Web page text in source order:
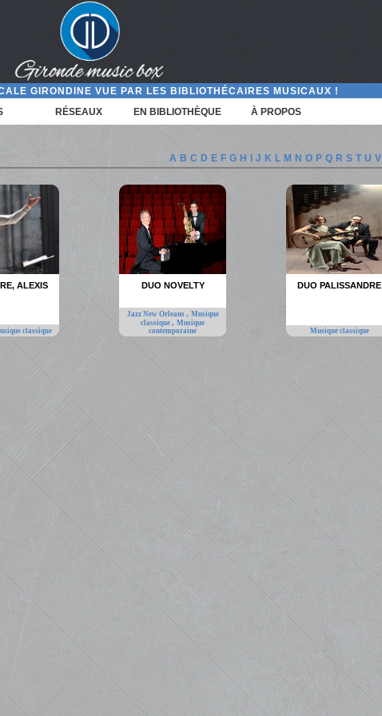
GIRONDINE VUE PAR LES BIBLIOTHÉCAIRES MUSICAUX !
RÉSEAUX EN BIBLIOTHÈQUE À PROPOS
A B C D E F G H I J K L M N O P Q R S T U V
ALEXIS
classique
DUO NOVELTY
Jazz New Orleans , Musique
classique,Musique
contemporaine
DUO PALISSANDRE
Musique classique